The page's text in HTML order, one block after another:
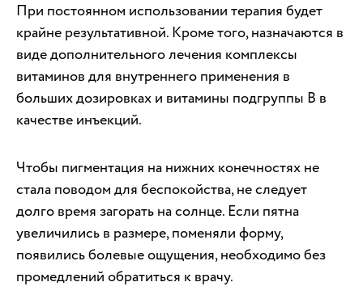
При постоянном использовании терапия будет
крайне результативной. Кроме того, назначаются в
виде дополнительного лечения комплексы
витаминов для внутреннего применения в
больших дозировках и витамины подгруппы B в
качестве инъекций.
Чтобы пигментация на нижних конечностях не
стала поводом для беспокойства, не следует
долго время загорать на солнце. Если пятна
увеличились в размере, поменяли форму,
появились болевые ощущения, необходимо без
промедлений обратиться к врачу.